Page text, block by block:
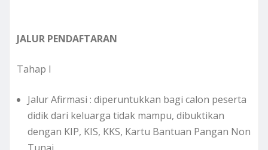
JALUR PENDAFTARAN
Tahap I
Jalur Afirmasi : diperuntukkan bagi calon peserta
didik dari keluarga tidak mampu, dibuktikan
dengan KIP, KIS, KKS, Kartu Bantuan Pangan Non